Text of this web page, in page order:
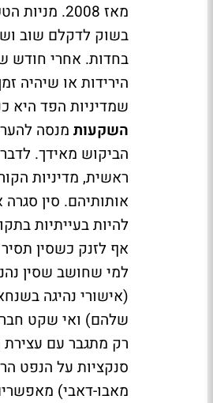
מאז 2008.
בשוק לדקלם שוב
בחדות. אחרי חודש
הירידות או שיהיה
שמדיניות הפד היא כנראה
השקעות מנסה
הביקוש מאידך.
ראשית, מדיניות
אותותיהם. סין
להיות בעייתיות
אף לזנק כשסין
למי שחושב שסין
שלהם) ואי שקט
רק מתגבר עם עצירת
סנקציות על הנפט
מאבו-דאבי)